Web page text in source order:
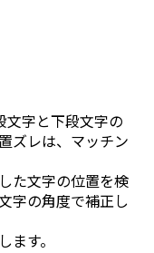
文字と下段文字の
ズレは、マッチン
た文字の位置を検
字の角度で補正し
ます。